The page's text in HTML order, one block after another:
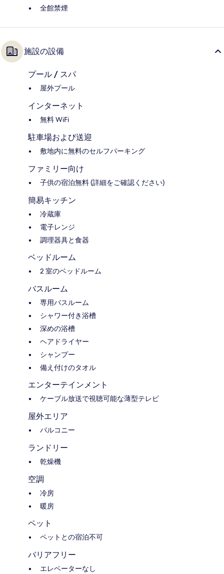
全館禁煙
施設の設備
プール / スパ
屋外プール
インターネット
無料 WiFi
駐車場および送迎
敷地内に無料のセルフパーキング
ファミリー向け
子供の宿泊無料 (詳細をご確認ください)
簡易キッチン
冷蔵庫
電子レンジ
調理器具と食器
ベッドルーム
2 室のベッドルーム
バスルーム
専用バスルーム
シャワー付き浴槽
深めの浴槽
ヘアドライヤー
シャンプー
備え付けのタオル
エンターテインメント
ケーブル放送で視聴可能な薄型テレビ
屋外エリア
バルコニー
ランドリー
乾燥機
空調
冷房
暖房
ペット
ペットとの宿泊不可
バリアフリー
エレベーターなし